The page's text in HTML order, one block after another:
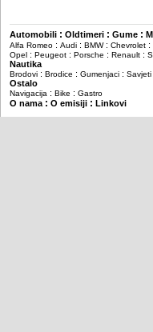
Automobili : Oldtimeri : Gume :
Alfa Romeo : Audi : BMW: Chevrolet :
Opel : Peugeot : Porsche : Renault :
Nautika
Brodovi : Brodice : Gumenjaci : Savjeti
Ostalo
Navigacija : Bike : Gastro
O nama: O emisiji : Linkovi